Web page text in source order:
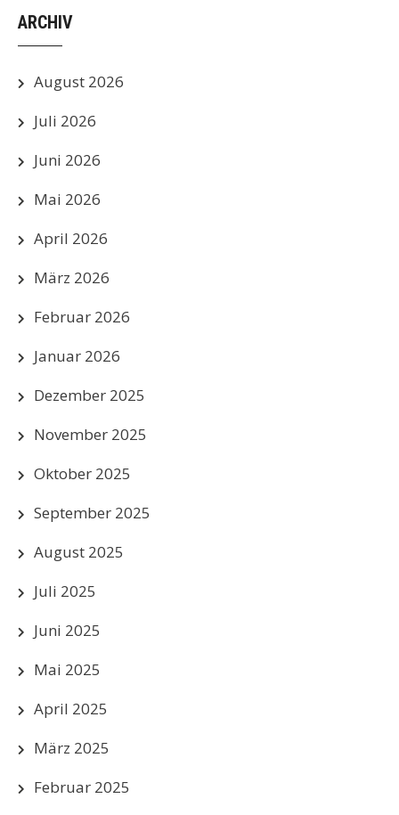
ARCHIV
August 2026
Juli 2026
Juni 2026
Mai 2026
April 2026
März 2026
Februar 2026
Januar 2026
Dezember 2025
November 2025
Oktober 2025
September 2025
August 2025
Juli 2025
Juni 2025
Mai 2025
April 2025
März 2025
Februar 2025